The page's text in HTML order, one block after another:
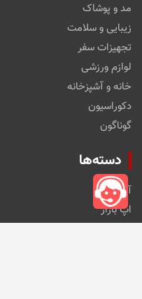
مد و پوشاک
زیبایی و سلامت
تجهیزات سفر
لوازم ورزشی
خانه و آشپزخانه
دکوراسیون
گوناگون
دسته‌ها
آموزش
اپ بازار